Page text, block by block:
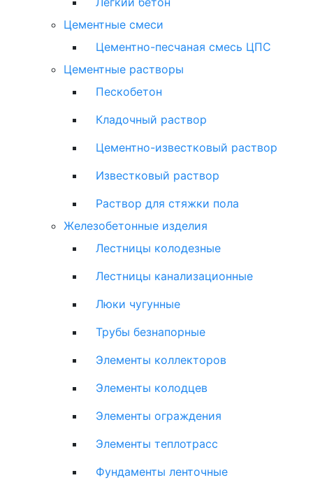
Цементные смеси
Цементно-песчаная смесь ЦПС
Цементные растворы
Пескобетон
Кладочный раствор
Цементно-известковый раствор
Известковый раствор
Раствор для стяжки пола
Железобетонные изделия
Лестницы колодезные
Лестницы канализационные
Люки чугунные
Трубы безнапорные
Элементы коллекторов
Элементы колодцев
Элементы ограждения
Элементы теплотрасс
Фундаменты ленточные